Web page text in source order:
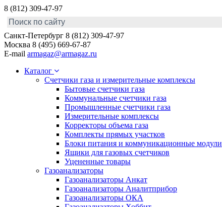
8 (812) 309-47-97
Санкт-Петербург 8 (812) 309-47-97
Москва 8 (495) 669-67-87
E-mail armagaz@armagaz.ru
Каталог
Счетчики газа и измерительные комплексы
Бытовые счетчики газа
Коммунальные счетчики газа
Промышленные счетчики газа
Измерительные комплексы
Корректоры объема газа
Комплекты прямых участков
Блоки питания и коммуникационные модули
Ящики для газовых счетчиков
Уцененные товары
Газоанализаторы
Газоанализаторы Анкат
Газоанализаторы Аналитприбор
Газоанализаторы ОКА